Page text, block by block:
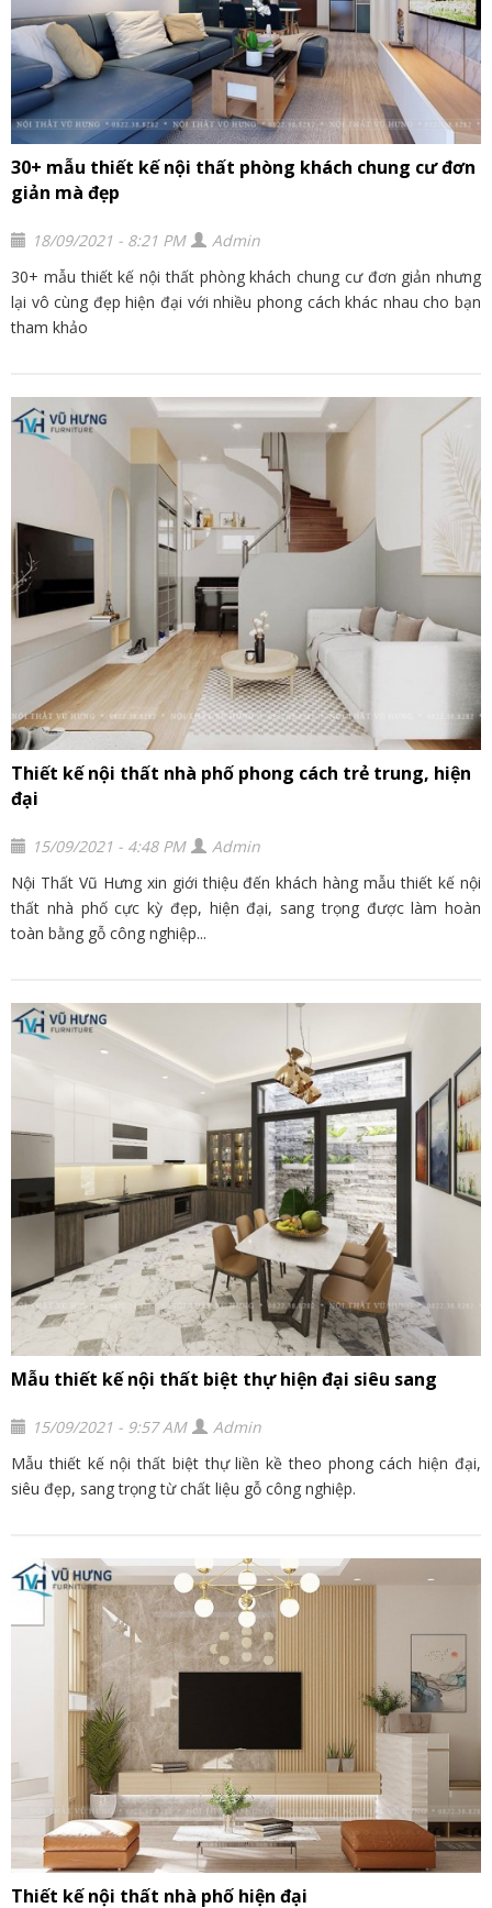
30+ mẫu thiết kế nội thất phòng khách chung cư đơn
giản mà đẹp
18/09/2021 - 8:21 PM
Admin
30+ mẫu thiết kế nội thất phòng khách chung cư đơn giản nhưng
lại vô cùng đẹp hiện đại với nhiều phong cách khác nhau cho bạn
tham khảo
Thiết kế nội thất nhà phố phong cách trẻ trung, hiện
đại
15/09/2021 - 4:48 PM
Admin
Nội Thất Vũ Hưng xin giới thiệu đến khách hàng mẫu thiết kế nội
thất nhà phố cực kỳ đẹp, hiện đại, sang trọng được làm hoàn
toàn bằng gỗ công nghiệp...
Mẫu thiết kế nội thất biệt thự hiện đại siêu sang
15/09/2021 - 9:57 AM
Admin
Mẫu thiết kế nội thất biệt thự liền kề theo phong cách hiện đại,
siêu đẹp, sang trọng từ chất liệu gỗ công nghiệp.
Thiết kế nội thất nhà phố hiện đại